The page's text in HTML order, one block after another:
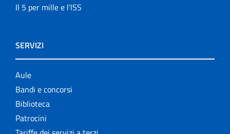
Il 5 per mille e l'ISS
SERVIZI
Aule
Bandi e concorsi
Biblioteca
Patrocini